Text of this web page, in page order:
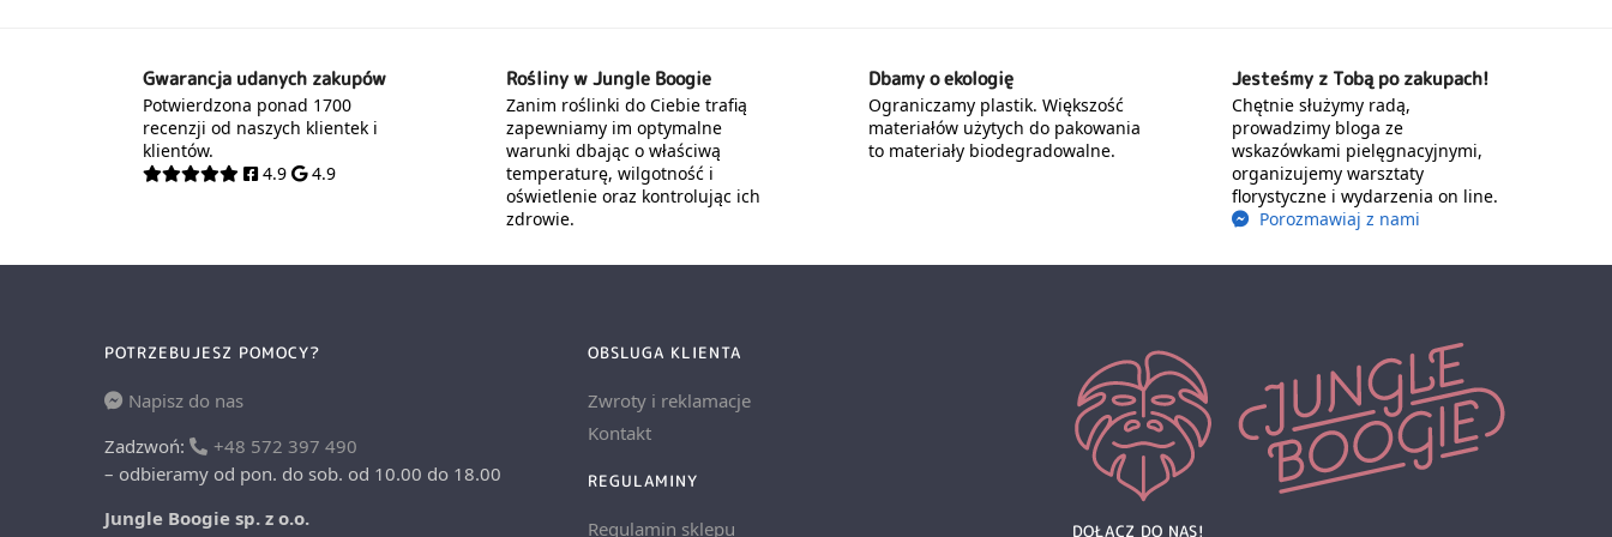
Gwarancja udanych zakupów
Potwierdzona ponad 1700
recenzji od naszych klientek i
klientów.
4.9
4.9
Rośliny w Jungle Boogie
Zanim roślinki do Ciebie trafią
zapewniamy im optymalne
warunki dbając o właściwą
temperaturę, wilgotność i
oświetlenie oraz kontrolując ich
zdrowie.
Dbamy o ekologię
Ograniczamy plastik. Większość
materiałów użytych do pakowania
to materiały biodegradowalne.
Jesteśmy z Tobą po zakupach!
Chętnie służymy radą,
prowadzimy bloga ze
wskazówkami pielęgnacyjnymi,
organizujemy warsztaty
florystyczne i wydarzenia on line.
Porozmawiaj z nami
POTRZEBUJESZ POMOCY?
Napisz do nas
Zadzwoń:
+48 572 397 490
– odbieramy od pon. do sob. od 10.00 do 18.00
Jungle Boogie sp. z o.o.
OBSLUGA KLIENTA
Zwroty i reklamacje
Kontakt
REGULAMINY
Regulamin sklepu DOŁĄCZ DO NAS!